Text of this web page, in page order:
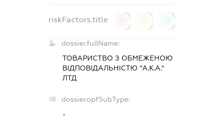
riskFactors.title
dossier.fullName:
ТОВАРИСТВО З ОБМЕЖЕНОЮ
ВІДПОВІДАЛЬНІСТЮ "А.К.А."
ЛТД
dossier.opfSubType:
-